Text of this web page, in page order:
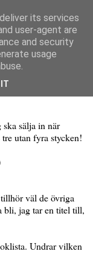
sälja in när
utan fyra stycken!
väl de övriga
bli, jag tar en titel till,
Undrar vilken
its services
user-agent are
and security
usage